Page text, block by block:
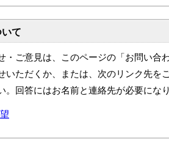
て
・ご意見は、このページの「お問い合
いただくか、または、次のリンク先を
。回答にはお名前と連絡先が必要になり